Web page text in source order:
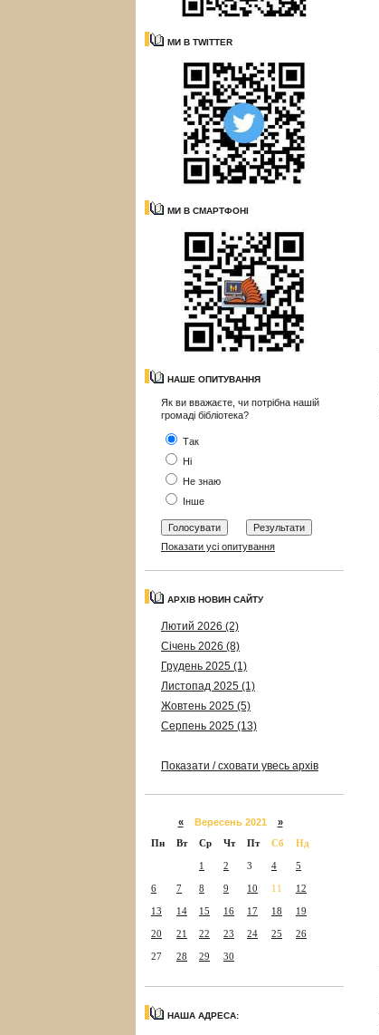
МИ В TWITTER
МИ В СМАРТФОНІ
НАШЕ ОПИТУВАННЯ
Як ви вважаєте, чи потрібна нашій
громаді бібліотека?
Так
Ні
Не знаю
Інше
Показати усі опитування
АРХІВ НОВИН САЙТУ
Лютий 2026 (2)
Січень 2026 (8)
Грудень 2025 (1)
Листопад 2025 (1)
Жовтень 2025 (5)
Серпень 2025 (13)
Показати / сховати увесь архів
«Вересень 2021 »
Пн
Вт Ср Чт Пт Сб Нд
1 2 3 4 5
6 7 8 9 10 11 12
13 14 15 16 17 18 19
20 21 22 23 24 25 26
27 28 29 30
НАША АДРЕСА: